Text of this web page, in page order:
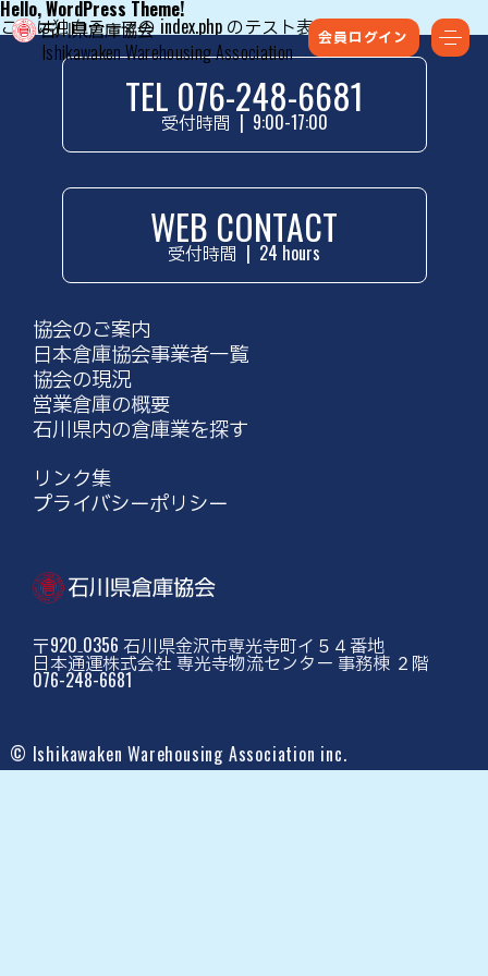
Ishikawaken Warehousing Association
会員ログイン
Hello, WordPress Theme!
これは独自テーマの index.php のテスト表示です。
TEL 076-248-6681
受付時間 | 9:00-17:00
WEB CONTACT
受付時間 | 24 hours
協会のご案内
日本倉庫協会事業者一覧
協会の現況
営業倉庫の概要
石川県内の倉庫業を探す
リンク集
プライバシーポリシー
〒920₋0356 石川県金沢市専光寺町イ５４番地
日本通運株式会社 専光寺物流センター 事務棟 ２階
076-248-6681
© Ishikawaken Warehousing Association inc.